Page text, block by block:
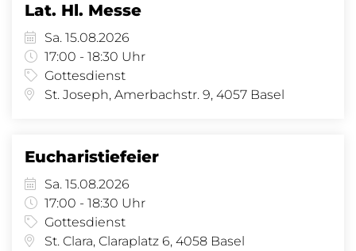
Lat. Hl. Messe
Sa. 15.08.2026
17:00 - 18:30 Uhr
Gottesdienst
St. Joseph, Amerbachstr. 9, 4057 Basel
Eucharistiefeier
Sa. 15.08.2026
17:00 - 18:30 Uhr
Gottesdienst
St. Clara, Claraplatz 6, 4058 Basel